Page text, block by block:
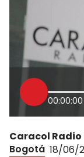
00:00:00
Caracol Radio
Bogotá 18/06/